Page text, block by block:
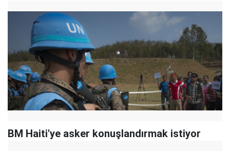
BM Haiti'ye asker konuşlandırmak istiyor